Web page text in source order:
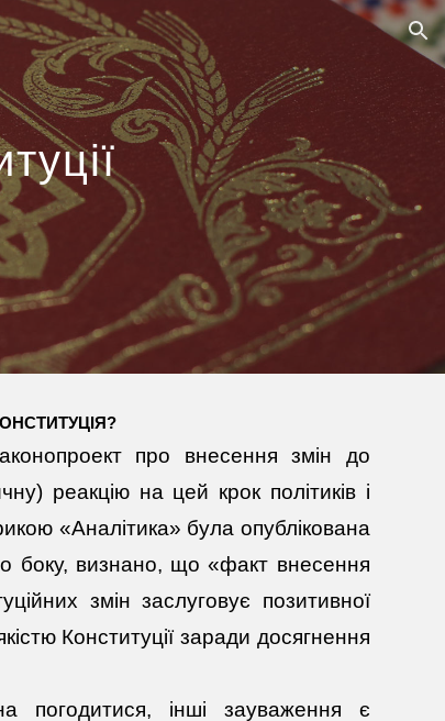
про внесення змін до
реакцію на цей крок політиків і
«Аналітика» була опублікована
боку, визнано, що «факт внесення
змін заслуговує позитивної
Конституції заради досягнення
погодитися, інші зауваження є